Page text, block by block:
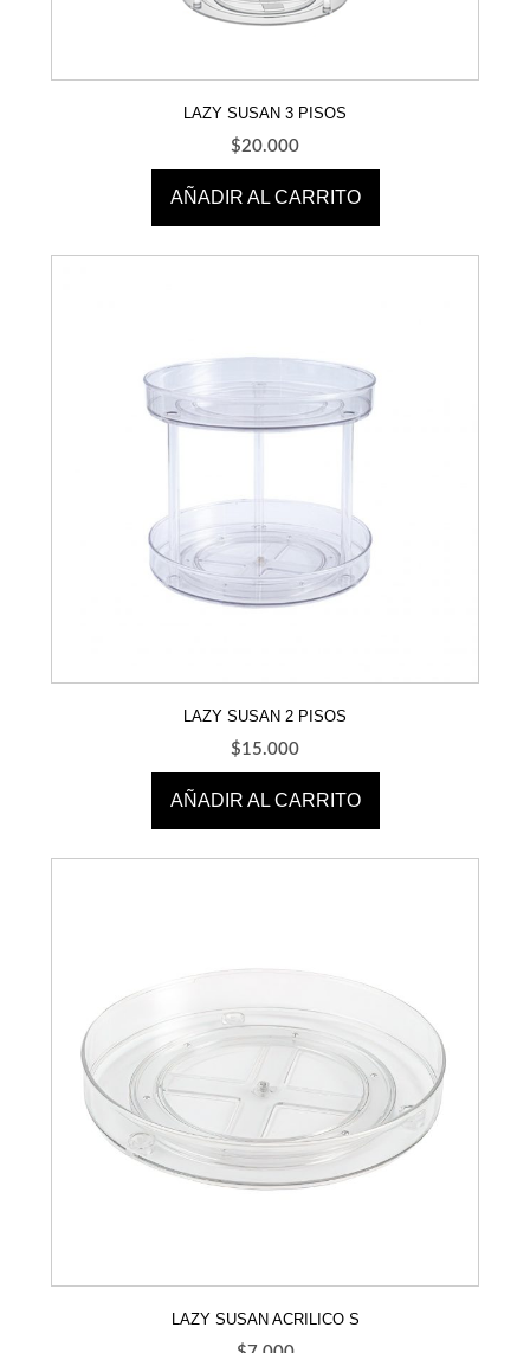
LAZY SUSAN 3 PISOS
$20.000
AÑADIR AL CARRITO
LAZY SUSAN 2 PISOS
$15.000
AÑADIR AL CARRITO
LAZY SUSAN ACRILICO S